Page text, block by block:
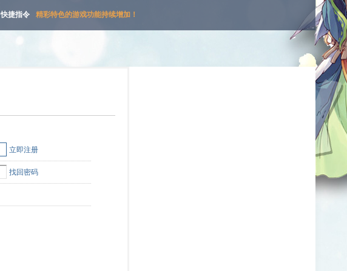
快捷指令 精彩特色的游戏功能持续增加！
立即注册
找回密码